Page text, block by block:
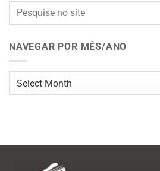
NAVEGAR POR MÊS/ANO
Navegar